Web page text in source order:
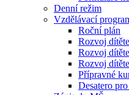
Denní režim
Vzdělávací
Roční plán
Rozvoj
Rozvoj
Rozvoj
Přípravné
Desatero